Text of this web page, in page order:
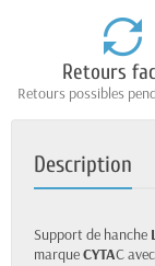
Retours
Retours possibles
Description
Support de hanche
marqueCYTAC